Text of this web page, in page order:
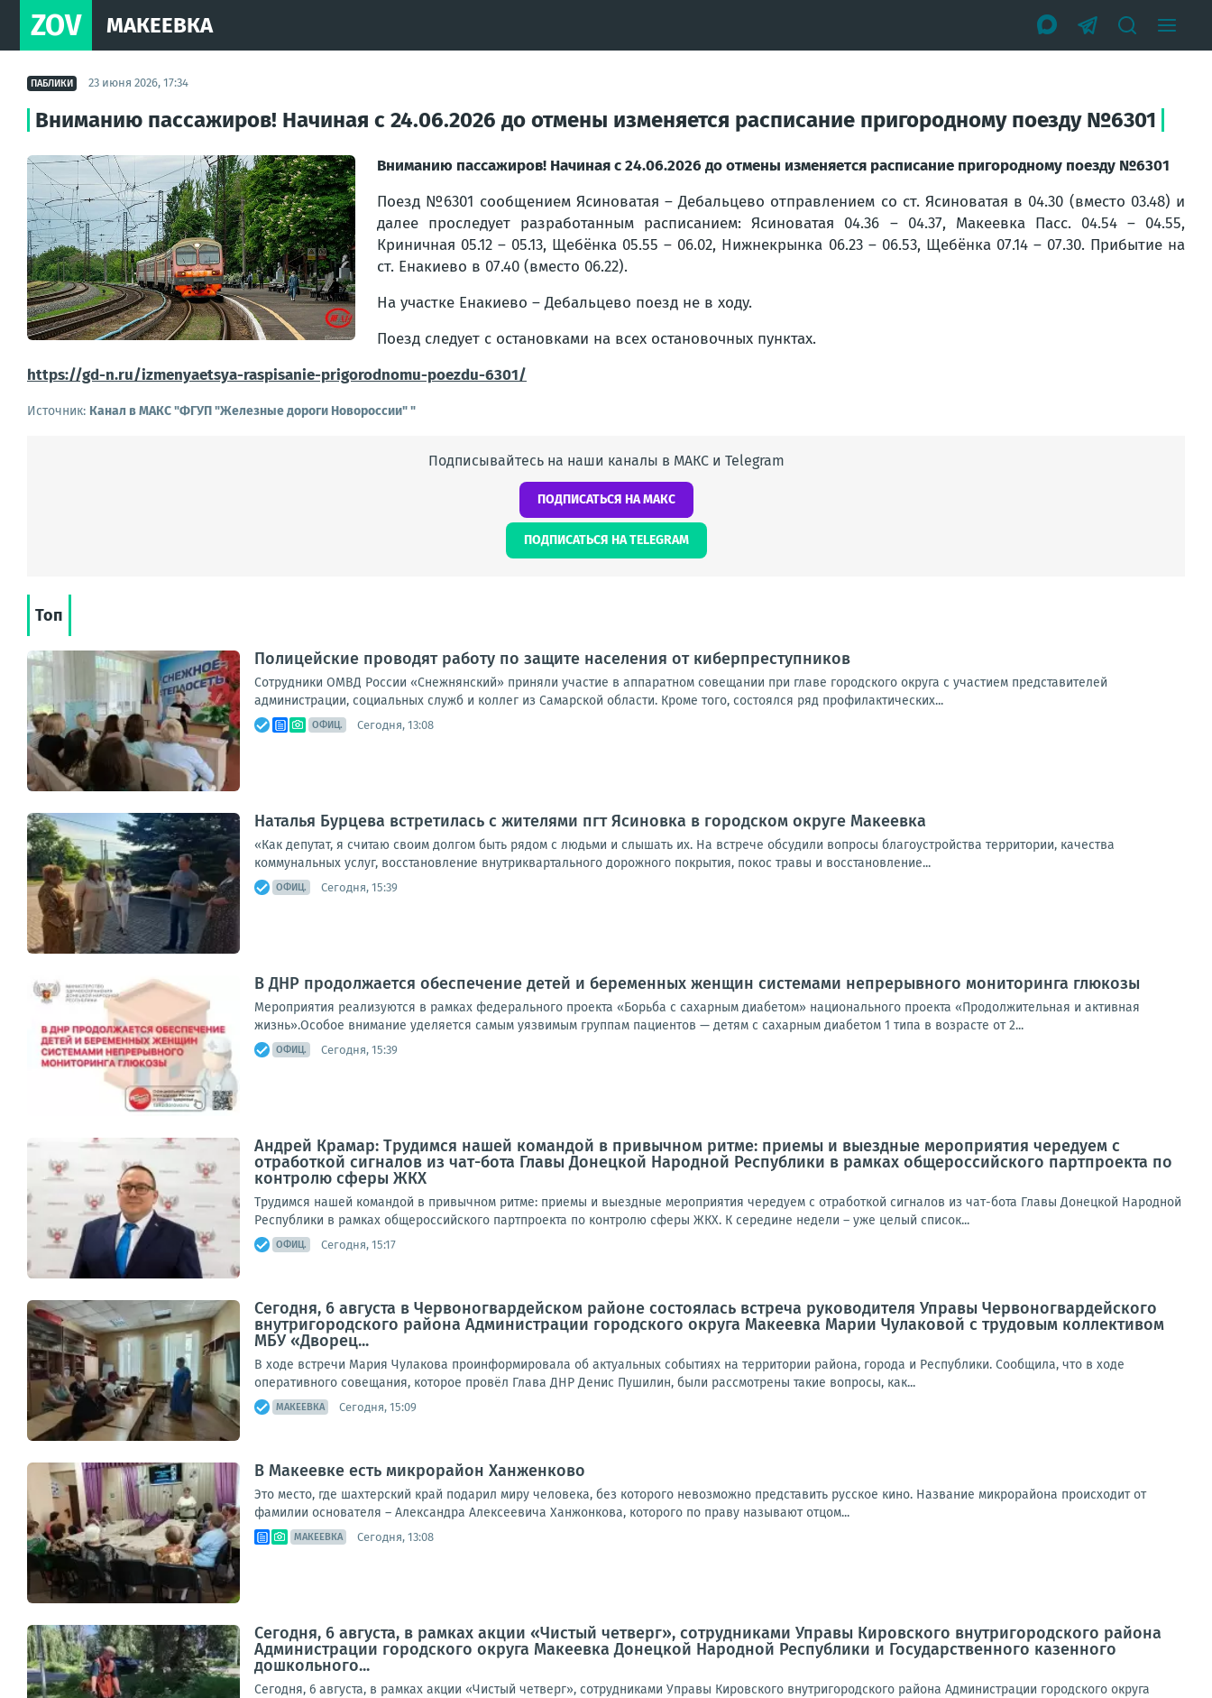
ZOV МАКЕЕВКА
ПАБЛИКИ 23 июня 2026, 17:34
Вниманию пассажиров! Начиная с 24.06.2026 до отмены изменяется расписание пригородному поезду №6301
Вниманию пассажиров! Начиная с 24.06.2026 до отмены изменяется расписание пригородному поезду №6301
Поезд №6301 сообщением Ясиноватая – Дебальцево отправлением со ст. Ясиноватая в 04.30 (вместо 03.48) и
далее проследует разработанным расписанием: Ясиноватая 04.36 – 04.37, Макеевка Пасс. 04.54 – 04.55,
Криничная 05.12 – 05.13, Щебёнка 05.55 – 06.02, Нижнекрынка 06.23 – 06.53, Щебёнка 07.14 – 07.30. Прибытие на
ст. Енакиево в 07.40 (вместо 06.22).
На участке Енакиево – Дебальцево поезд не в ходу.
Поезд следует с остановками на всех остановочных пунктах.
https://gd-n.ru/izmenyaetsya-raspisanie-prigorodnomu-poezdu-6301/
Источник: Канал в МАКС "ФГУП "Железные дороги Новороссии" "
Подписывайтесь на наши каналы в МАКС и Telegram
ПОДПИСАТЬСЯ НА МАКС
ПОДПИСАТЬСЯ НА TELEGRAM
Топ
Полицейские проводят работу по защите населения от киберпреступников
Сотрудники ОМВД России «Снежнянский» приняли участие в аппаратном совещании при главе городского округа с участием представителей
администрации, социальных служб и коллег из Самарской области. Кроме того, состоялся ряд профилактических...
ОФИЦ. Сегодня, 13:08
Наталья Бурцева встретилась с жителями пгт Ясиновка в городском округе Макеевка
«Как депутат, я считаю своим долгом быть рядом с людьми и слышать их. На встрече обсудили вопросы благоустройства территории, качества
коммунальных услуг, восстановление внутриквартального дорожного покрытия, покос травы и восстановление...
ОФИЦ. Сегодня, 15:39
В ДНР продолжается обеспечение детей и беременных женщин системами непрерывного мониторинга глюкозы
Мероприятия реализуются в рамках федерального проекта «Борьба с сахарным диабетом» национального проекта «Продолжительная и активная
жизнь».Особое внимание уделяется самым уязвимым группам пациентов — детям с сахарным диабетом 1 типа в возрасте от 2...
ОФИЦ. Сегодня, 15:39
Андрей Крамар: Трудимся нашей командой в привычном ритме: приемы и выездные мероприятия чередуем с
отработкой сигналов из чат-бота Главы Донецкой Народной Республики в рамках общероссийского партпроекта по
контролю сферы ЖКХ
Трудимся нашей командой в привычном ритме: приемы и выездные мероприятия чередуем с отработкой сигналов из чат-бота Главы Донецкой Народной
Республики в рамках общероссийского партпроекта по контролю сферы ЖКХ. К середине недели – уже целый список...
ОФИЦ. Сегодня, 15:17
Сегодня, 6 августа в Червоногвардейском районе состоялась встреча руководителя Управы Червоногвардейского
внутригородского района Администрации городского округа Макеевка Марии Чулаковой с трудовым коллективом
МБУ «Дворец...
В ходе встречи Мария Чулакова проинформировала об актуальных событиях на территории района, города и Республики. Сообщила, что в ходе
оперативного совещания, которое провёл Глава ДНР Денис Пушилин, были рассмотрены такие вопросы, как...
МАКЕЕВКА Сегодня, 15:09
В Макеевке есть микрорайон Ханженково
Это место, где шахтерский край подарил миру человека, без которого невозможно представить русское кино. Название микрорайона происходит от
фамилии основателя – Александра Алексеевича Ханжонкова, которого по праву называют отцом...
МАКЕЕВКА Сегодня, 13:08
Сегодня, 6 августа, в рамках акции «Чистый четверг», сотрудниками Управы Кировского внутригородского района
Администрации городского округа Макеевка Донецкой Народной Республики и Государственного казенного
дошкольного...
Сегодня, 6 августа, в рамках акции «Чистый четверг», сотрудниками Управы Кировского внутригородского района Администрации городского округа